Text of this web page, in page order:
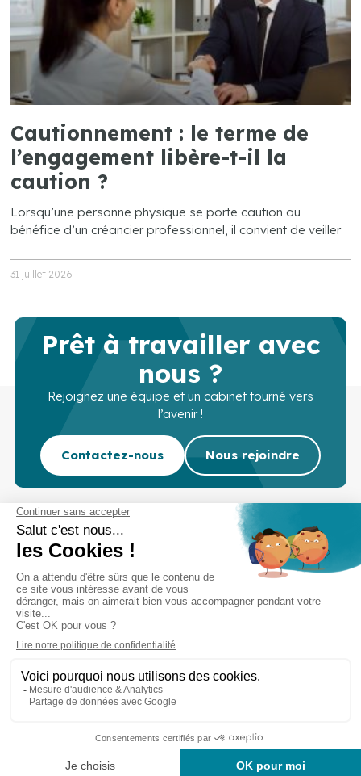
Cautionnement : le terme de
l’engagement libère-t-il la
caution ?
Lorsqu’une personne physique se porte caution au
bénéfice d’un créancier professionnel, il convient de veiller
31 juillet 2026
Prêt à travailler avec
nous ?
Rejoignez une équipe et un cabinet tourné vers
l’avenir !
Contactez-nous Nous rejoindre
Cabinet d’experts-comptables commissaires aux
Services Secteurs
Recrutement
Actu